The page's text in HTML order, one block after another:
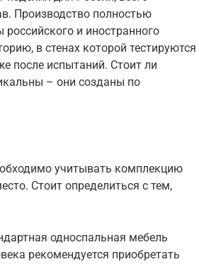
Производство полностью
и иностранного
в стенах которой тестируются
после испытаний. Стоит ли
– они созданы по
учитывать комплекцию
Стоит определиться с тем,
односпальная мебель
рекомендуется приобретать